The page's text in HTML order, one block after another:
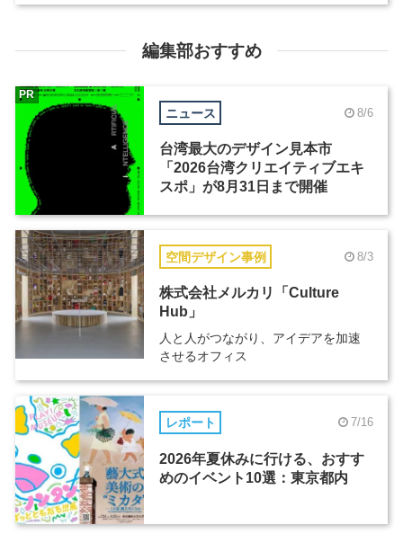
編集部おすすめ
ニュース 8/6
台湾最大のデザイン見本市
「2026台湾クリエイティブエキ
スポ」が8月31日まで開催
PR
空間デザイン事例 8/3
株式会社メルカリ「Culture
Hub」
人と人がつながり、アイデアを加速
させるオフィス
レポート 7/16
2026年夏休みに行ける、おすす
めのイベント10選：東京都内